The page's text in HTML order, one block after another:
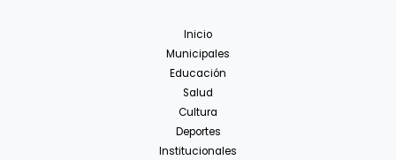
Inicio
Municipales
Educación
Salud
Cultura
Deportes
Institucionales